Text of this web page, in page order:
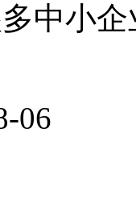
中小
06